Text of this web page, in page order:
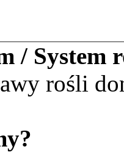
/ System
rośli